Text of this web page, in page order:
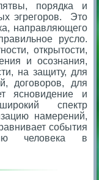
порядка и
эгрегоров. Это
направляющего
русло.
открытости,
и осознания,
на защиту, для
договоров, для
ясновидение и
спектр
намерений,
события
человека в